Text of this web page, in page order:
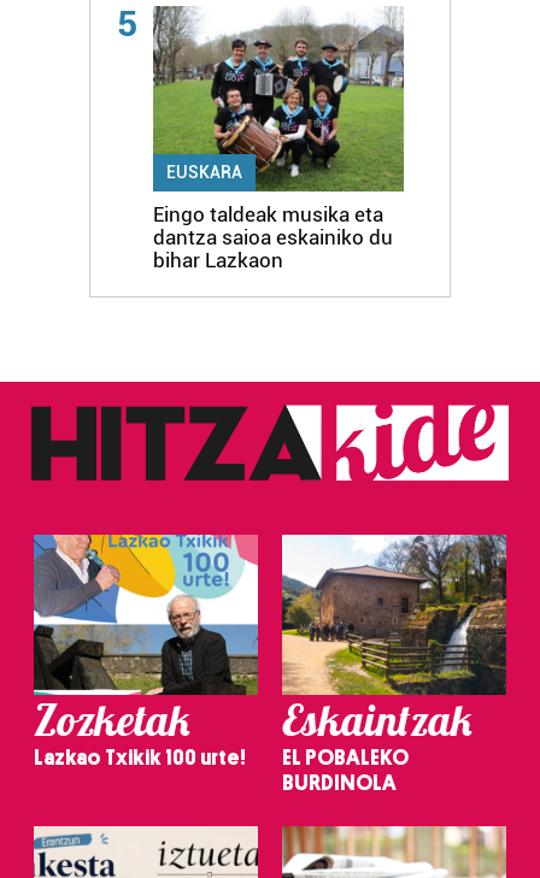
5
EUSKARA
Eingo taldeak musika eta
dantza saioa eskainiko du
bihar Lazkaon
Zozketak
Lazkao Txikik 100 urte!
Eskaintzak
EL POBALEKO
BURDINOLA